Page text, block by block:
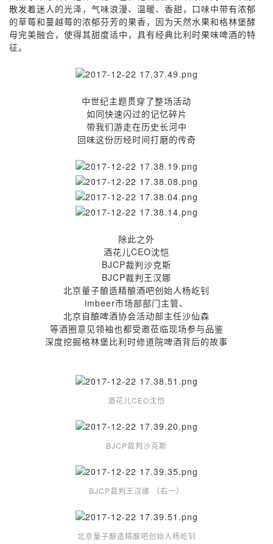
散发着迷人的光泽，气味浪漫、温暖、香甜，口味中带有浓郁
的草莓和蔓越莓的浓郁芬芳的果香，因为天然水果和格林堡酵
母完美融合，使得其甜度适中，具有经典比利时果味啤酒的特
征。
中世纪主题贯穿了整场活动
如同快速闪过的记忆碎片
带我们游走在历史长河中
回味这份历经时间打磨的传奇
除此之外
酒花儿CEO沈恺
BJCP裁判沙克斯
BJCP裁判王汉娜
北京量子酿造精酿酒吧创始人杨屹钊
imbeer市场部部门主管、
北京自酿啤酒协会活动部主任沙仙森
等酒圈意见领袖也都受邀莅临现场参与品鉴
深度挖掘格林堡比利时修道院啤酒背后的故事
酒花儿CEO沈恺
BJCP裁判沙克斯
BJCP裁判王汉娜 （右一）
北京量子酿造精酿吧创始人杨屹钊